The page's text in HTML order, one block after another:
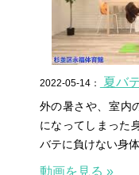
2022-05-14： 夏バ
外の暑さや、室内
になってしまった
バテに負けない身
動画を見る »